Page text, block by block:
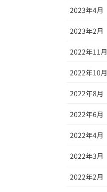
2023年4月
2023年2月
2022年11月
2022年10月
2022年8月
2022年6月
2022年4月
2022年3月
2022年2月